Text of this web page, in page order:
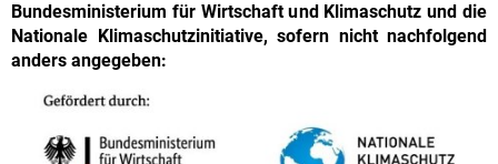
Bundesministerium für Wirtschaft und Klimaschutz und die
Nationale Klimaschutzinitiative, sofern nicht nachfolgend
anders angegeben: